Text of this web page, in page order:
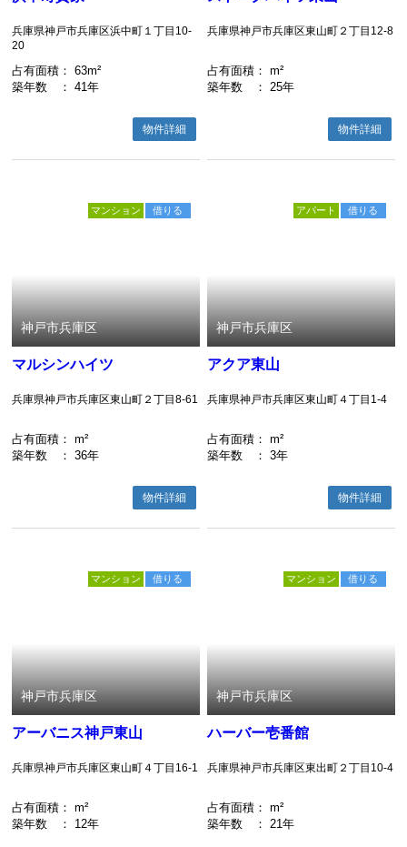
兵庫県神戸市兵庫区浜中町１丁目10-
20
占有面積 ： 63m²
築年数
： 41年
物件詳細
兵庫県神戸市兵庫区東山町２丁目12-8
占有面積 ： m²
築年数
： 25年
物件詳細
神戸市兵庫区
借りる
マンション
マルシンハイツ
兵庫県神戸市兵庫区東山町２丁目8-61
占有面積 ： m²
築年数
： 36年
物件詳細
神戸市兵庫区
借りる
アパート
アクア東山
兵庫県神戸市兵庫区東山町４丁目1-4
占有面積 ： m²
築年数
： 3年
物件詳細
神戸市兵庫区
借りる
マンション
アーバニス神戸東山
兵庫県神戸市兵庫区東山町４丁目16-1
占有面積 ： m²
築年数
： 12年
神戸市兵庫区
借りる
マンション
ハーバー壱番館
兵庫県神戸市兵庫区東出町２丁目10-4
占有面積 ： m²
築年数
： 21年